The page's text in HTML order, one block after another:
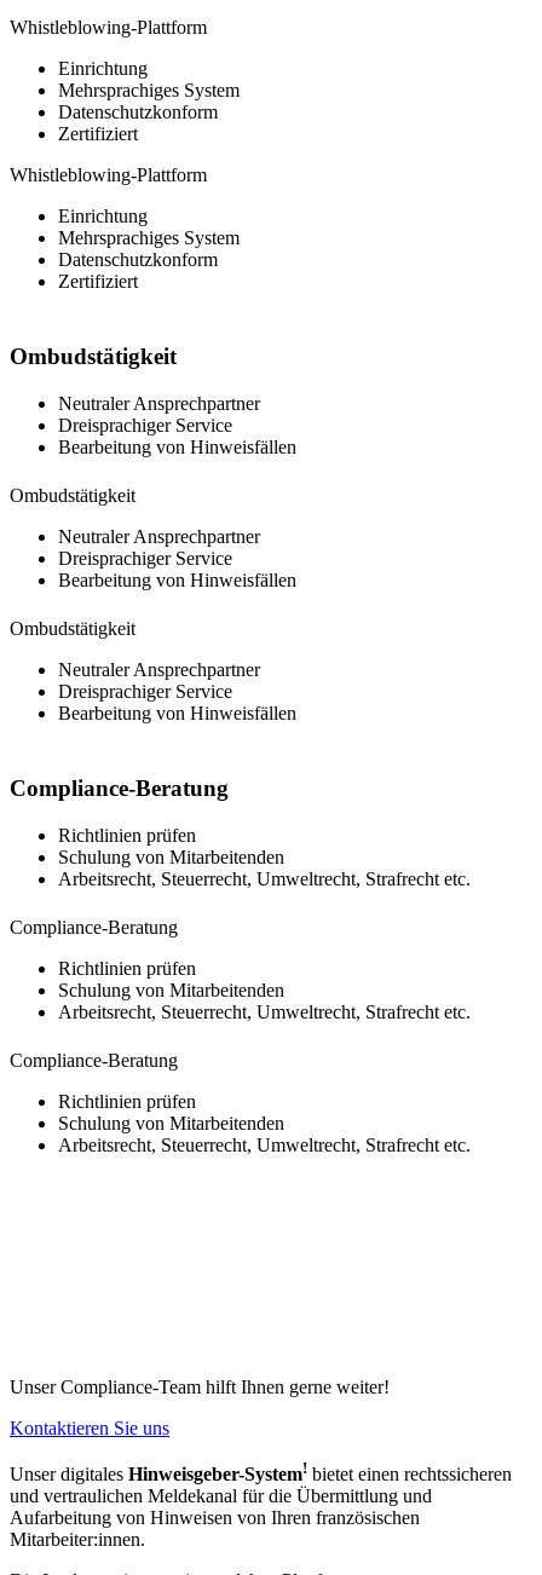
Whistleblowing-Plattform
Einrichtung
Mehrsprachiges System
Datenschutzkonform
Zertifiziert
Whistleblowing-Plattform
Einrichtung
Mehrsprachiges System
Datenschutzkonform
Zertifiziert
Ombudstätigkeit
Neutraler Ansprechpartner
Dreisprachiger Service
Bearbeitung von Hinweisfällen
Ombudstätigkeit
Neutraler Ansprechpartner
Dreisprachiger Service
Bearbeitung von Hinweisfällen
Ombudstätigkeit
Neutraler Ansprechpartner
Dreisprachiger Service
Bearbeitung von Hinweisfällen
Compliance-Beratung
Richtlinien prüfen
Schulung von Mitarbeitenden
Arbeitsrecht, Steuerrecht, Umweltrecht, Strafrecht etc.
Compliance-Beratung
Richtlinien prüfen
Schulung von Mitarbeitenden
Arbeitsrecht, Steuerrecht, Umweltrecht, Strafrecht etc.
Compliance-Beratung
Richtlinien prüfen
Schulung von Mitarbeitenden
Arbeitsrecht, Steuerrecht, Umweltrecht, Strafrecht etc.
Unser Compliance-Team hilft Ihnen gerne weiter!
Kontaktieren Sie uns
Unser digitales Hinweisgeber-System! bietet einen rechtssicheren
und vertraulichen Meldekanal für die Übermittlung und
Aufarbeitung von Hinweisen von Ihren französischen
Mitarbeiter:innen.